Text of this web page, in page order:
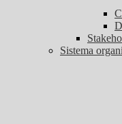
Sistema